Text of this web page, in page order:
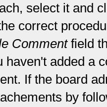
select it and
correct
Commentfield
haven't added a
If the board
by